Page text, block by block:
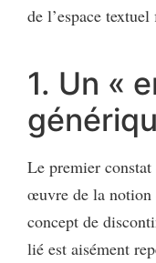
de l’espace
1. Un «
Le premier constat
œuvre de la notion
concept de
lié est aisément